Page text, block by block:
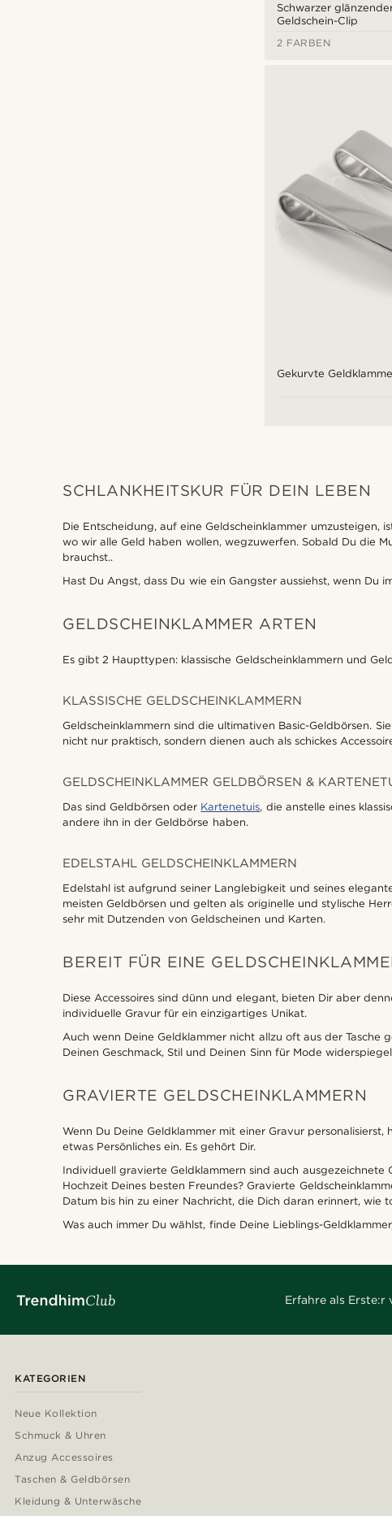
Schwarzer
Geldschein-Clip
2 FARBEN
Gekurvte
SCHLANKHEITSKUR FÜR DEIN LEBEN
Die Entscheidung, auf eine Geldscheinklammer
wo wir alle Geld haben wollen, wegzuwerfen. Sobald Du die
brauchst..
Hast Du Angst, dass Du wie ein Gangster aussiehst, wenn Du
GELDSCHEINKLAMMER ARTEN
Es gibt 2 Haupttypen: klassische Geldscheinklammern und
KLASSISCHE GELDSCHEINKLAMMERN
Geldscheinklammern sind die ultimativen Basic-Geldbörsen.
nicht nur praktisch, sondern dienen auch als schickes
GELDSCHEINKLAMMER GELDBÖRSEN &
Das sind Geldbörsen oder Kartenetuis, die anstelle eines
andere ihn in der Geldbörse haben.
EDELSTAHL GELDSCHEINKLAMMERN
Edelstahl ist aufgrund seiner Langlebigkeit und seines
meisten Geldbörsen und gelten als originelle und stylische
sehr mit Dutzenden von Geldscheinen und Karten.
BEREIT FÜR EINE
Diese Accessoires sind dünn und elegant, bieten Dir aber
individuelle Gravur für ein einzigartiges Unikat.
Auch wenn Deine Geldklammer nicht allzu oft aus der Tasche
Deinen Geschmack, Stil und Deinen Sinn für Mode
GRAVIERTE GELDSCHEINKLAMMERN
Wenn Du Deine Geldklammer mit einer Gravur
etwas Persönliches ein. Es gehört Dir.
Individuell gravierte Geldklammern sind auch
Hochzeit Deines besten Freundes? Gravierte
Datum bis hin zu einer Nachricht, die Dich daran erinnert, wie
Was auch immer Du wählst, finde Deine Lieblings-
Erfahre als Erste:r
KATEGORIEN
Neue Kollektion
Schmuck & Uhren
Anzug Accessoires
Taschen & Geldbörsen
Kleidung & Unterwäsche